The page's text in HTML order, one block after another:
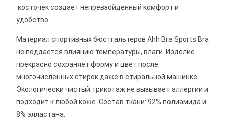
косточек создает непревзойденный комфорт и
удобство.
Материал спортивных бюстгальтеров Ahh Bra Sports Bra
не поддается влиянию температуры, влаги. Изделие
прекрасно сохраняет форму и цвет после
многочисленных стирок даже в стиральной машинке.
Экологически чистый трикотаж не вызывает аллергии и
подходит к любой коже. Состав ткани: 92% полиамида и
8% элластана.